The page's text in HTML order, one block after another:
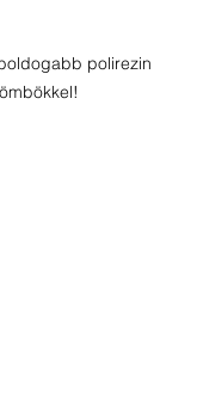
polirezin